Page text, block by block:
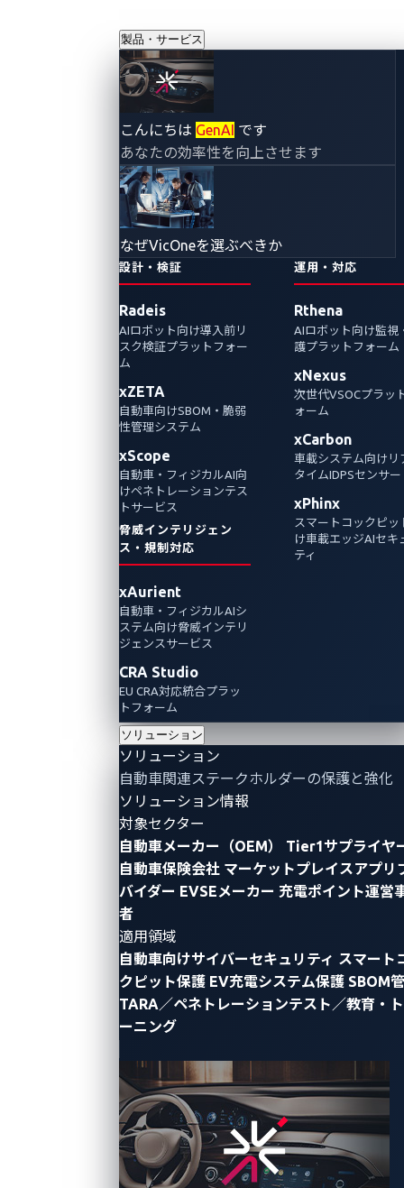
製品・サービス
こんにちは GenAI です
あなたの効率性を向上させます
なぜVicOneを選ぶべきか
設計・検証
Radeis
AIロボット向け導入前リ
スク検証プラットフォー
ム
xZETA
自動車向けSBOM・脆弱
性管理システム
xScope
自動車・フィジカルAI向
けペネトレーションテス
トサービス
脅威インテリジェン
ス・規制対応
xAurient
自動車・フィジカルAIシ
ステム向け脅威インテリ
ジェンスサービス
CRA Studio
EU CRA対応統合プラッ
トフォーム
運用・対応
Rthena
AIロボット向け監視
護プラットフォーム
xNexus
次世代VSOCプラッ
ォーム
xCarbon
車載システム向けリ
タイムIDPSセンサー
xPhinx
スマートコックピッ
け車載エッジAIセキ
ティ
ソリューション
ソリューション
自動車関連ステークホルダーの保護と強化
ソリューション情報
対象セクター
自動車メーカー（OEM）
Tier1サプライヤ
自動車保険会社 マーケットプレイスアプリ
バイダー EVSEメーカー 充電ポイント運営
者
適用領域
自動車向けサイバーセキュリティ スマート
クピット保護 EV充電システム保護 SBOM
TARA／ペネトレーションテスト／教育・
ーニング